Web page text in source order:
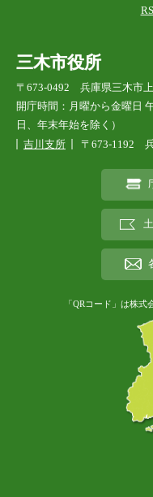
三木市役所
〒673-0492 兵庫県三木市
開庁時間：月曜から金曜日
日、年末年始を除く）
吉川支所
〒673-1192
「QRコード」は株式